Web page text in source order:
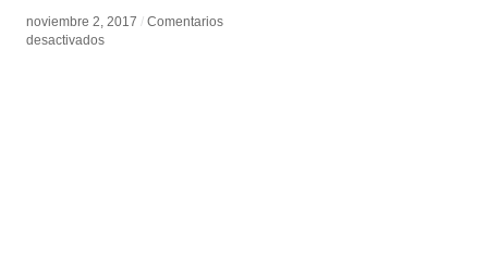
noviembre 2, 2017 / Comentarios
desactivadosen
noviembre 2, 2017 / Comentarios
desactivadosen